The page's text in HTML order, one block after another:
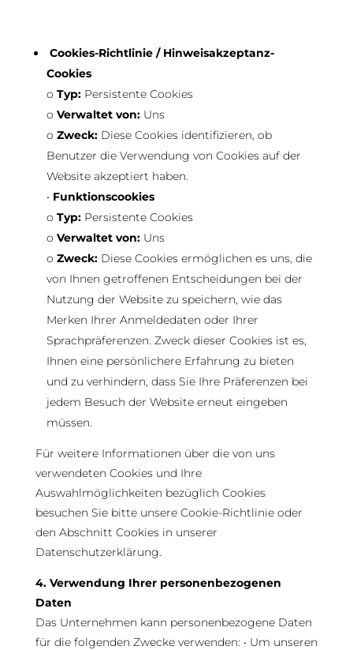
Cookies-Richtlinie / Hinweisakzeptanz-
Cookies
o Typ:Persistente Cookies
o Verwaltet von:Uns
o Zweck:Diese Cookies identifizieren, ob
Benutzer die Verwendung von Cookies auf der
Website akzeptiert haben.
• Funktionscookies
o Typ:Persistente Cookies
o Verwaltet von:Uns
o Zweck:Diese Cookies ermöglichen es uns, die
von Ihnen getroffenen Entscheidungen bei der
Nutzung der Website zu speichern, wie das
Merken Ihrer Anmeldedaten oder Ihrer
Sprachpräferenzen. Zweck dieser Cookies ist es,
Ihnen eine persönlichere Erfahrung zu bieten
und zu verhindern, dass Sie Ihre Präferenzen bei
jedem Besuch der Website erneut eingeben
müssen.
Für weitere Informationen über die von uns
verwendeten Cookies und Ihre
Auswahlmöglichkeiten bezüglich Cookies
besuchen Sie bitte unsere Cookie-Richtlinie oder
den Abschnitt Cookies in unserer
Datenschutzerklärung.
4. Verwendung Ihrer personenbezogenen
Daten
Das Unternehmen kann personenbezogene Daten
für die folgenden Zwecke verwenden: • Um unseren